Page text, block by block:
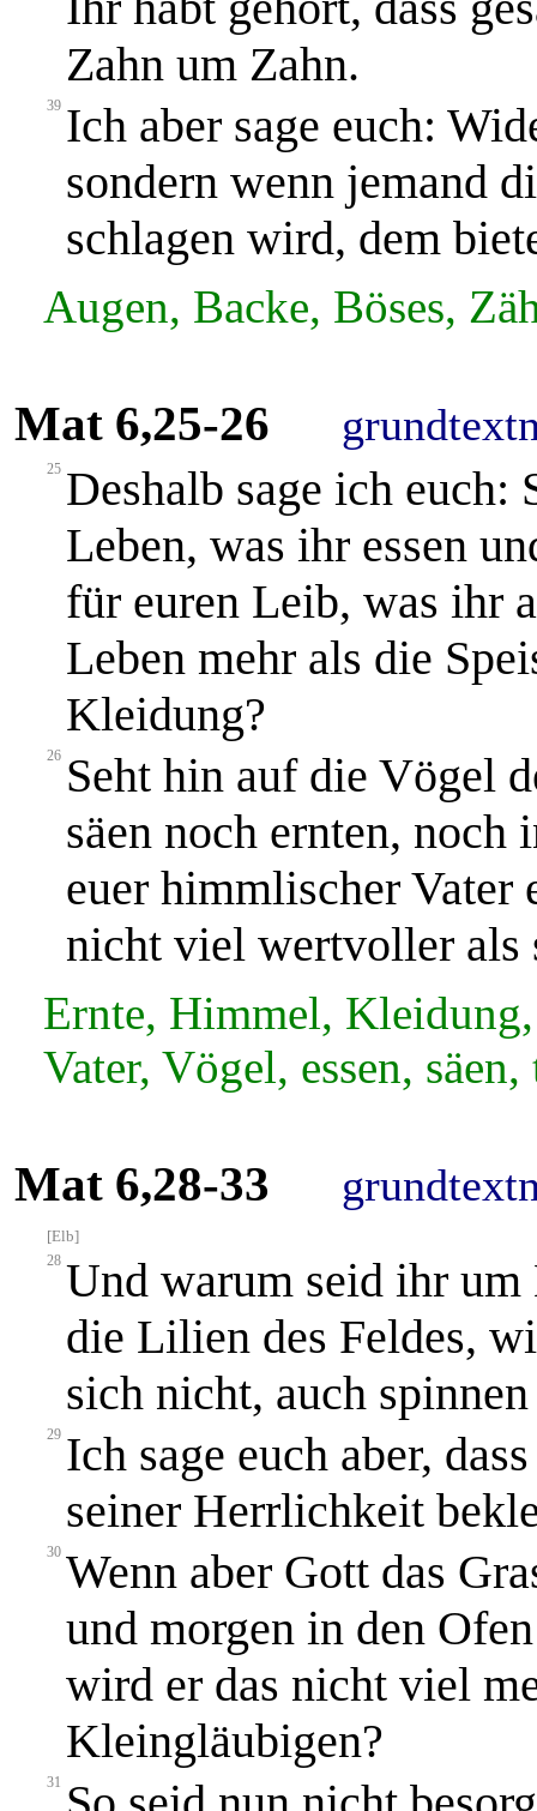
Zahn um Zahn.
39 Ich aber sage euch:
sondern wenn jemand
schlagen wird, dem
Augen, Backe, Böses,
Mat 6,25-26
25 Deshalb sage ich euch:
Leben, was ihr essen
für euren Leib, was ihr
Leben mehr als die
Kleidung?
26 Seht hin auf die Vögel
säen noch ernten, noch
euer himmlischer Vater
nicht viel wertvoller als
Ernte, Himmel,
Vater, Vögel, essen,
Mat 6,28-33
[Elb]
28 Und warum seid ihr
die Lilien des Feldes,
sich nicht, auch
29 Ich sage euch aber,
seiner Herrlichkeit
30 Wenn aber Gott das
und morgen in den
wird er das nicht viel
Kleingläubigen?
31